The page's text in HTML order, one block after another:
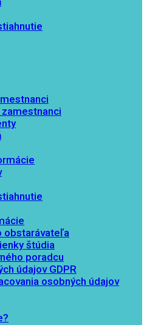
obstarávateľa
štúdia
poradcu
údajov GDPR
osobných údajov